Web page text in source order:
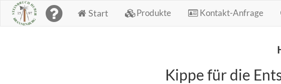
Start Produkte Kontakt-Anfrage
Kippe für die